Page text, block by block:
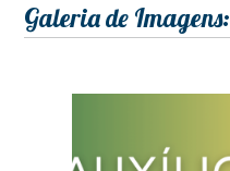
Galeria de Imagens: